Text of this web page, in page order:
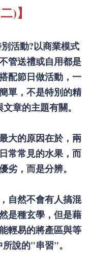
)】
活動?以商業模式
管送禮或自用都是
配節日做活動，一
單，不是特別的精
章的主題有關。
大的原因在於，兩
常常見的水果，而
劣，而是分辨。
自然不會有人搞混
是種玄學，但是藉
輕易的將產區與等
說的"串習"。